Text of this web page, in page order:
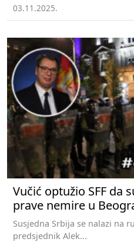
03.11.2025.
Vučić optužio SFF da
prave nemire u
Susjedna Srbija se nalazi na
predsjednik Alek...